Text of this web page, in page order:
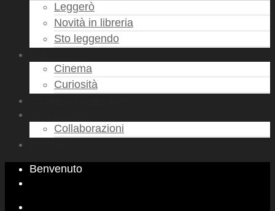
Leggerò
Novità in libreria
Sto leggendo
Cinema
Curiosità
Collaborazioni
Benvenuto